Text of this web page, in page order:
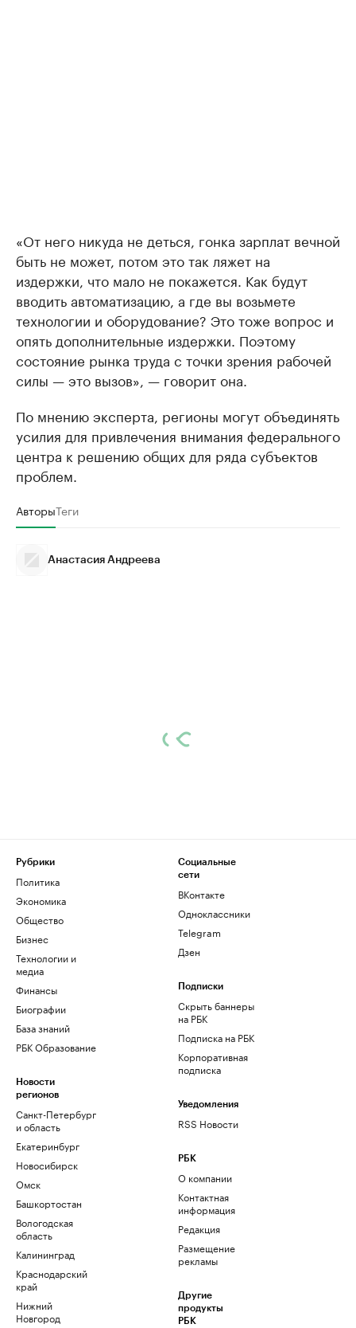
«От него никуда не деться, гонка зарплат вечной
быть не может, потом это так ляжет на
издержки, что мало не покажется. Как будут
вводить автоматизацию, а где вы возьмете
технологии и оборудование? Это тоже вопрос и
опять дополнительные издержки. Поэтому
состояние рынка труда с точки зрения рабочей
силы — это вызов», — говорит она.
По мнению эксперта, регионы могут объединять
усилия для привлечения внимания федерального
центра к решению общих для ряда субъектов
проблем.
АвторыТеги
Анастасия Андреева
Рубрики
Политика
Экономика
Общество
Бизнес
Технологии и
медиа
Финансы
Биографии
База знаний
РБК Образование
Новости
регионов
Санкт-Петербург
и область
Екатеринбург
Новосибирск
Омск
Башкортостан
Вологодская
область
Калининград
Краснодарский
край
Нижний
Новгород
Социальные
сети
ВКонтакте
Одноклассники
Telegram
Дзен
Подписки
Скрыть баннеры
на РБК
Подписка на РБК
Корпоративная
подписка
Уведомления
RSS Новости
РБК
О компании
Контактная
информация
Редакция
Размещение
рекламы
Другие
продукты
РБК